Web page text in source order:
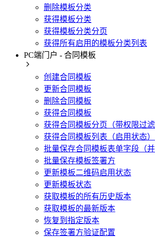
删除模板分类
获得模板分类
获得模板分类分页
获得所有启用的模板分类列表
PC端门户 - 合同模板
创建合同模板
更新合同模板
删除合同模板
获得合同模板
获得合同模板分页（带权限过滤
获得合同模板列表（启用状态）
批量保存合同模板表单字段（并
批量保存模板签署方
更新模板二维码启用状态
更新模板状态
获取模板的所有历史版本
获取模板的最新版本
恢复到指定版本
保存签署方验证配置